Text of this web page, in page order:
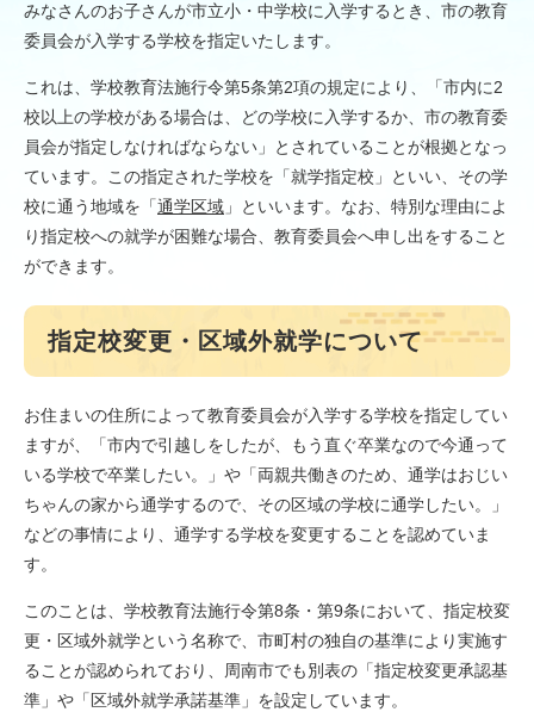
みなさんのお子さんが市立小・中学校に入学するとき、市の教育
委員会が入学する学校を指定いたします。
これは、学校教育法施行令第5条第2項の規定により、「市内に2
校以上の学校がある場合は、どの学校に入学するか、市の教育委
員会が指定しなければならない」とされていることが根拠となっ
ています。この指定された学校を「就学指定校」といい、その学
校に通う地域を「通学区域 」といいます。なお、特別な理由によ
り指定校への就学が困難な場合、教育委員会へ申し出をすること
ができます。
指定校変更・区域外就学について
お住まいの住所によって教育委員会が入学する学校を指定してい
ますが、「市内で引越しをしたが、もう直ぐ卒業なので今通って
いる学校で卒業したい。」や「両親共働きのため、通学はおじい
ちゃんの家から通学するので、その区域の学校に通学したい。」
などの事情により、通学する学校を変更することを認めていま
す。
このことは、学校教育法施行令第8条・第9条において、指定校変
更・区域外就学という名称で、市町村の独自の基準により実施す
ることが認められており、周南市でも別表の「指定校変更承認基
準」や「区域外就学承諾基準」を設定しています。